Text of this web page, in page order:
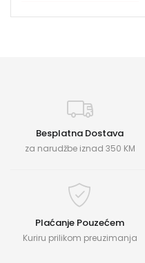
Besplatna Dostava
za narudžbe iznad 350 KM
Plaćanje Pouzećem
Kuriru prilikom preuzimanja